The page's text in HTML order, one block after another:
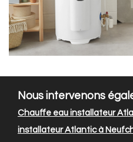
Nous intervenons
Chauffe eau installateur
installateur Atlantic à